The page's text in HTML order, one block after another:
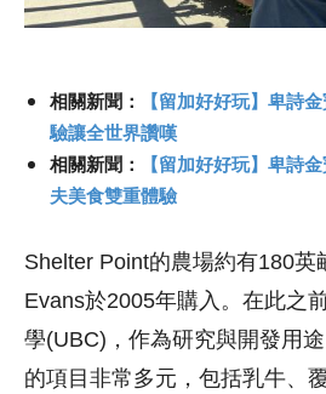
相關新聞： 【留加好好玩】卑詩
驗讓全世界讚嘆
相關新聞： 【留加好好玩】卑詩
夫美食雙重體驗
Shelter Point的農場約有180英
Evans於2005年購入。在此之
學(UBC)，作為研究與開發用
的項目非常多元，包括乳牛、